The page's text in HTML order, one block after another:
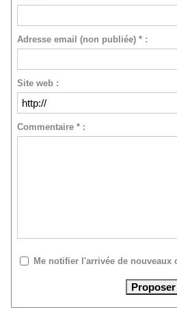
Adresse email (non publiée) * :
Site web :
Commentaire * :
Me notifier l'arrivée de nouveaux